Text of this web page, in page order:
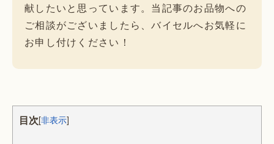
献したいと思っています。当記事のお品物への
ご相談がございましたら、バイセルへお気軽に
お申し付けください！
目次[非表示]